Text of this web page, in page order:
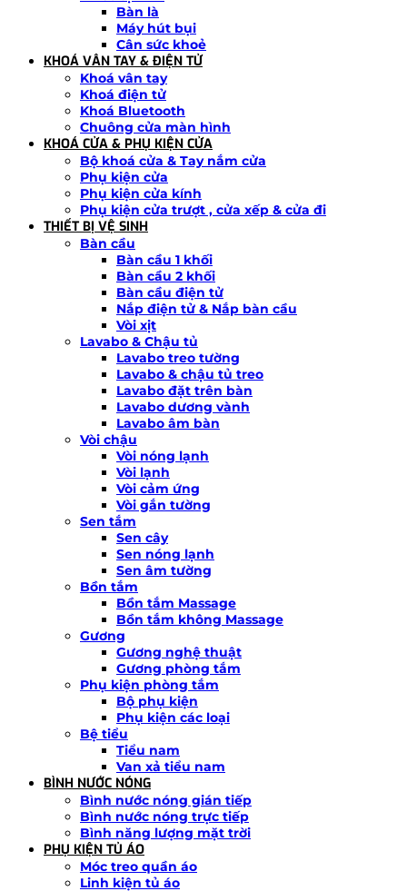
Bàn là
Máy hút bụi
Cân sức khoẻ
KHOÁ VÂN TAY & ĐIỆN TỬ
Khoá vân tay
Khoá điện tử
Khoá Bluetooth
Chuông cửa màn hình
KHOÁ CỬA & PHỤ KIỆN CỬA
Bộ khoá cửa & Tay nắm cửa
Phụ kiện cửa
Phụ kiện cửa kính
Phụ kiện cửa trượt , cửa xếp & cửa đi
THIẾT BỊ VỆ SINH
Bàn cầu
Bàn cầu 1 khối
Bàn cầu 2 khối
Bàn cầu điện tử
Nắp điện tử & Nắp bàn cầu
Vòi xịt
Lavabo & Chậu tủ
Lavabo treo tường
Lavabo & chậu tủ treo
Lavabo đặt trên bàn
Lavabo dương vành
Lavabo âm bàn
Vòi chậu
Vòi nóng lạnh
Vòi lạnh
Vòi cảm ứng
Vòi gắn tường
Sen tắm
Sen cây
Sen nóng lạnh
Sen âm tường
Bồn tắm
Bồn tắm Massage
Bồn tắm không Massage
Gương
Gương nghệ thuật
Gương phòng tắm
Phụ kiện phòng tắm
Bộ phụ kiện
Phụ kiện các loại
Bệ tiểu
Tiểu nam
Van xả tiểu nam
BÌNH NƯỚC NÓNG
Bình nước nóng gián tiếp
Bình nước nóng trực tiếp
Bình năng lượng mặt trời
PHỤ KIỆN TỦ ÁO
Móc treo quần áo
Linh kiện tủ áo